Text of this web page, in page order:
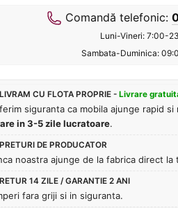
Comandă telefonic:
Luni-Vineri: 7:00-
Sambata-Duminica:
LIVRAM CU FLOTA PROPRIE - Livrare
siguranta ca mobila ajunge rapid si
in 3-5 zile lucratoare.
PRETURI DE PRODUCATOR
noastra ajunge de la fabrica direct
14 ZILE / GARANTIE 2 ANI
fara griji si in siguranta.